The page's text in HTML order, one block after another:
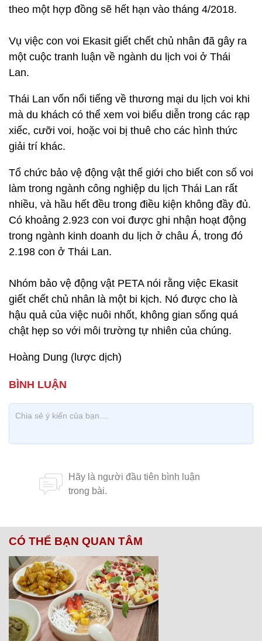
theo một hợp đồng sẽ hết hạn vào tháng 4/2018.
Vụ việc con voi Ekasit giết chết chủ nhân đã gây ra
một cuộc tranh luận về ngành du lịch voi ở Thái
Lan.
Thái Lan vốn nổi tiếng về thương mại du lịch voi khi
mà du khách có thể xem voi biểu diễn trong các rạp
xiếc, cưỡi voi, hoặc voi bị thuê cho các hình thức
giải trí khác.
Tổ chức bảo vệ động vật thế giới cho biết con số voi
làm trong ngành công nghiệp du lịch Thái Lan rất
nhiều, và hầu hết đều trong điều kiện không đầy đủ.
Có khoảng 2.923 con voi được ghi nhận hoạt động
trong ngành kinh doanh du lịch ở châu Á, trong đó
2.198 con ở Thái Lan.
Nhóm bảo vệ động vật PETA nói rằng việc Ekasit
giết chết chủ nhân là một bi kịch. Nó được cho là
hậu quả của việc nuôi nhốt, không gian sống quá
chật hẹp so với môi trường tự nhiên của chúng.
Hoàng Dung (lược dịch)
CÓ THỂ BẠN QUAN TÂM